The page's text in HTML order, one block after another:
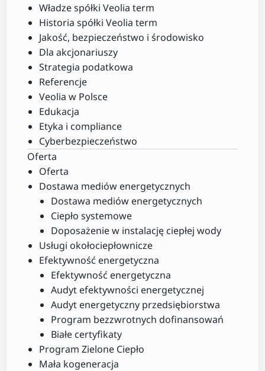
Władze spółki Veolia term
Historia spółki Veolia term
Jakość, bezpieczeństwo i środowisko
Dla akcjonariuszy
Strategia podatkowa
Referencje
Veolia w Polsce
Edukacja
Etyka i compliance
Cyberbezpieczeństwo
Oferta
Oferta
Dostawa mediów energetycznych
Dostawa mediów energetycznych
Ciepło systemowe
Doposażenie w instalację ciepłej wody
Usługi okołociepłownicze
Efektywność energetyczna
Efektywność energetyczna
Audyt efektywności energetycznej
Audyt energetyczny przedsiębiorstwa
Program bezzwrotnych dofinansowań
Białe certyfikaty
Program Zielone Ciepło
Mała kogeneracja